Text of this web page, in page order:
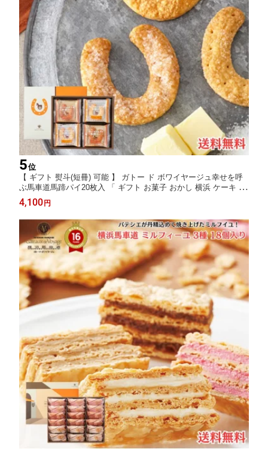
5位
【 ギフト 熨斗(短冊) 可能 】 ガトー ド ボワイヤージュ幸せを呼
ぶ馬車道馬蹄パイ20枚入 「 ギフト お菓子 おかし 横浜 ケーキ マ
カロン おすすめ ミルフィーユ ホワイトデー お返し お礼 お祝い
馬車道 」HP(A)-B
4,100円